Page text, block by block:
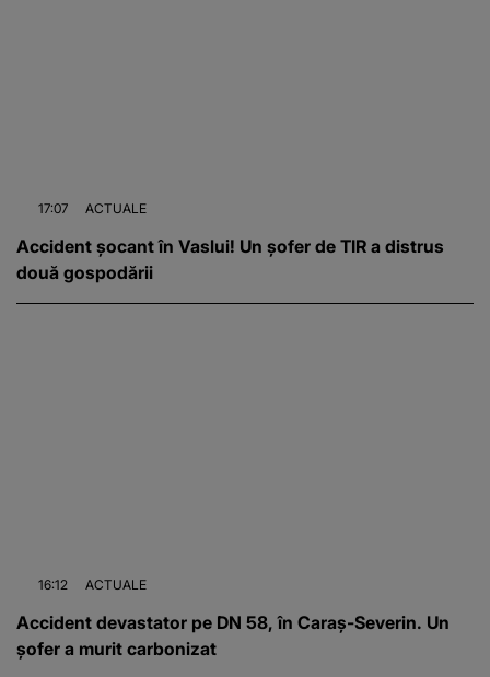
17:07 ACTUALE
Accident șocant în Vaslui! Un șofer de TIR a distrus
două gospodării
16:12 ACTUALE
Accident devastator pe DN 58, în Caraș-Severin. Un
șofer a murit carbonizat